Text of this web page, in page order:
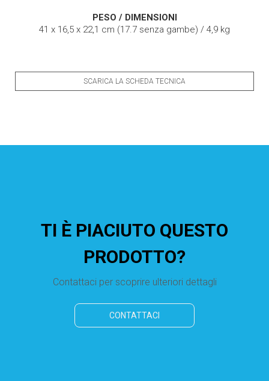
PESO / DIMENSIONI
41 x 16,5 x 22,1 cm (17.7 senza gambe) / 4,9 kg
SCARICA LA SCHEDA TECNICA
TI È PIACIUTO QUESTO
PRODOTTO?
Contattaci per scoprire ulteriori dettagli
CONTATTACI